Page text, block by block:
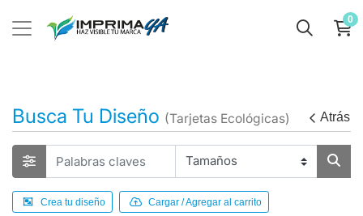
0
Busca Tu Diseño (Tarjetas Ecológicas) Atrás
Crea tu diseño Cargar / Agregar al carrito